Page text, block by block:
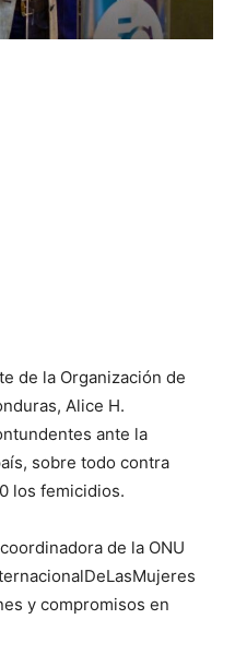
de la Organización de
Alice H.
ante la
sobre todo contra
los femicidios.
de la ONU
y compromisos en